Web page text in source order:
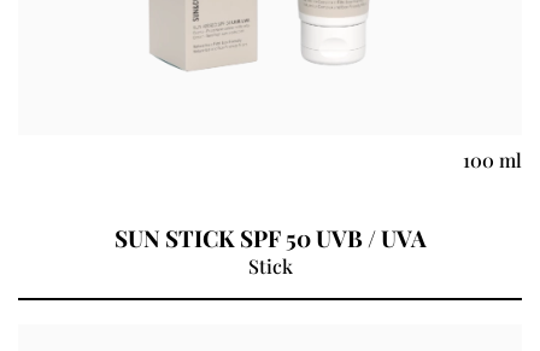
100 ml
SUN STICK SPF 50 UVB / UVA
Stick